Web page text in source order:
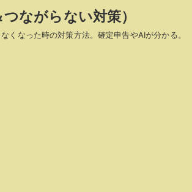
ながらない対策）
くなった時の対策方法。確定申告やAIが分かる。